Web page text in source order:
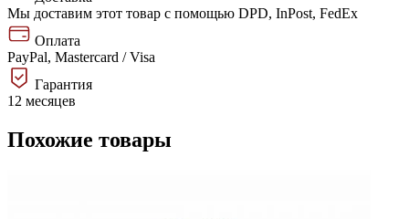
Мы доставим этот товар с помощью DPD, InPost, FedEx
Оплата
PayPal, Mastercard / Visa
Гарантия
12 месяцев
Похожие товары